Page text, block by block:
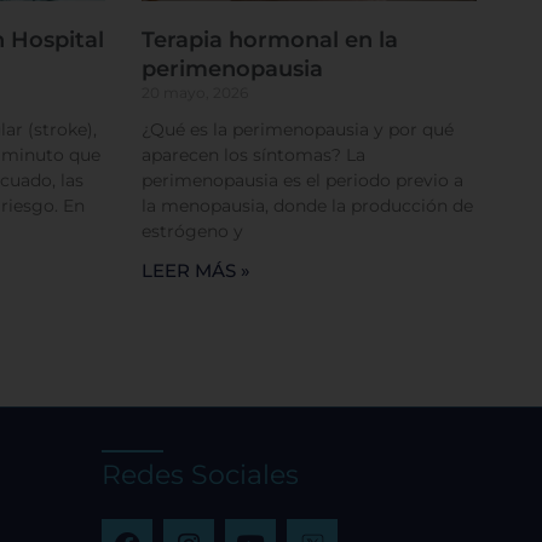
Hospital
(stroke),
que
las
En
Terapia hormonal en la
perimenopausia
¿Qué es la perimenopausia y por qué
aparecen los síntomas? La
perimenopausia es el periodo previo a
la menopausia, donde la producción de
estrógeno y
LEER MÁS »
Redes Sociales
F
I
Y